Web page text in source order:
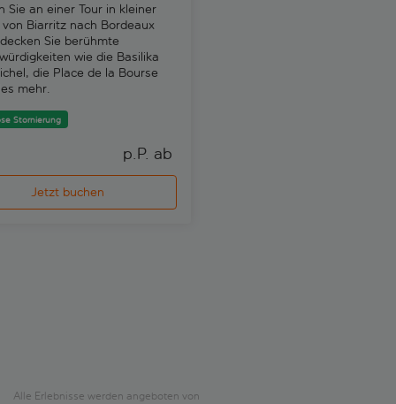
Sie an einer Tour in kleiner
Biarritz nach Bordeaux
Sie berühmte
wie die Basilika
die Place de la Bourse
mehr.
Stornierung
p.P. ab
Jetzt buchen
Alle Erlebnisse werden angeboten von